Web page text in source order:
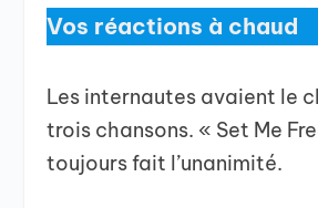
Vos réactions à chaud
Les internautes avaient le
trois chansons. « Set Me
toujours fait l’unanimité.